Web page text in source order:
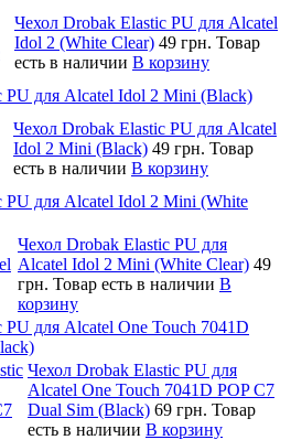
Чехол Drobak Elastic PU для Alcatel
Idol 2 (White Clear) 49 грн. Товар
есть в наличии В корзину
PU для Alcatel Idol 2 Mini (Black)
Чехол Drobak Elastic PU для Alcatel
Idol 2 Mini (Black) 49 грн. Товар
есть в наличии В корзину
PU для Alcatel Idol 2 Mini (White
Чехол Drobak Elastic PU для
Alcatel Idol 2 Mini (White Clear) 49
грн. Товар есть в наличии В
корзину
PU для Alcatel One Touch 7041D
Чехол Drobak Elastic PU для
Alcatel One Touch 7041D POP C7
Dual Sim (Black) 69 грн. Товар
есть в наличии В корзину